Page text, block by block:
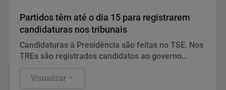
Partidos têm até o dia 15 para registrarem
candidaturas nos tribunais
Candidaturas à Presidência são feitas no TSE. Nos
TREs são registrados candidatos ao governo
assembleias estaduais e distrital.
Visualizar